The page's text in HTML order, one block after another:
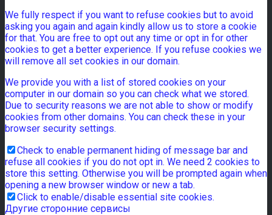
We fully respect if you want to refuse cookies but to avoid
asking you again and again kindly allow us to store a cookie
for that. You are free to opt out any time or opt in for other
cookies to get a better experience. If you refuse cookies we
will remove all set cookies in our domain.
We provide you with a list of stored cookies on your
computer in our domain so you can check what we stored.
Due to security reasons we are not able to show or modify
cookies from other domains. You can check these in your
browser security settings.
Check to enable permanent hiding of message bar and
refuse all cookies if you do not opt in. We need 2 cookies to
store this setting. Otherwise you will be prompted again when
opening a new browser window or new a tab.
Click to enable/disable essential site cookies.
Другие сторонние сервисы